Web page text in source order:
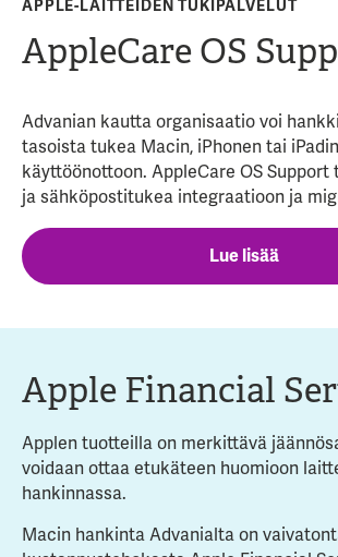
APPLE-LAITTEIDEN TUKIPALVELUT
AppleCare OS
Advanian kautta organisaatio voi
tasoista tukea Macin, iPhonen tai iPadin
käyttöönottoon. AppleCare OS Support
ja sähköpostitukea integraatioon ja
Lue lisää
Apple Financial
Applen tuotteilla on merkittävä
voidaan ottaa etukäteen huomioon
hankinnassa.
Macin hankinta Advanialta on